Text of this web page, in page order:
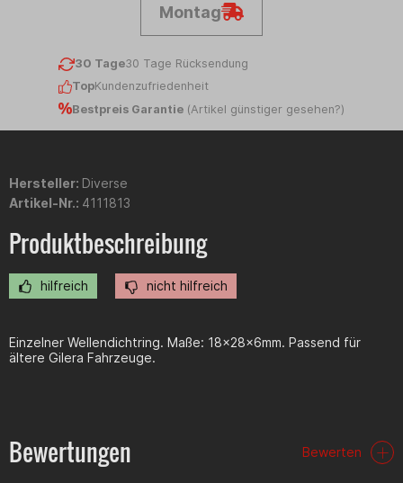
Montag
30 Tage30 Tage Rücksendung
TopKundenzufriedenheit
Bestpreis Garantie (Artikel günstiger gesehen?)
Hersteller: Diverse
Artikel-Nr.: 4111813
Produktbeschreibung
hilfreich nicht hilfreich
Einzelner Wellendichtring. Maße: 18x28x6mm. Passend für
ältere Gilera Fahrzeuge.
Bewertungen Bewerten